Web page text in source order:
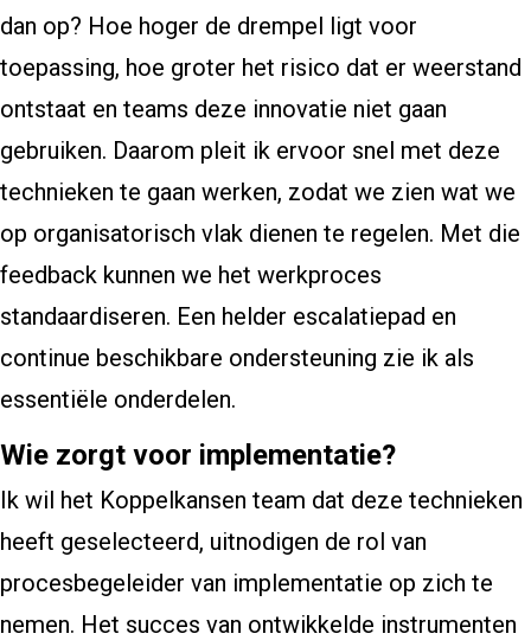
dan op? Hoe hoger de drempel ligt voor
toepassing, hoe groter het risico dat er weerstand
ontstaat en teams deze innovatie niet gaan
gebruiken. Daarom pleit ik ervoor snel met deze
technieken te gaan werken, zodat we zien wat we
op organisatorisch vlak dienen te regelen. Met die
feedback kunnen we het werkproces
standaardiseren. Een helder escalatiepad en
continue beschikbare ondersteuning zie ik als
essentiële onderdelen.
Wie zorgt voor implementatie?
Ik wil het Koppelkansen team dat deze technieken
heeft geselecteerd, uitnodigen de rol van
procesbegeleider van implementatie op zich te
nemen. Het succes van ontwikkelde instrumenten